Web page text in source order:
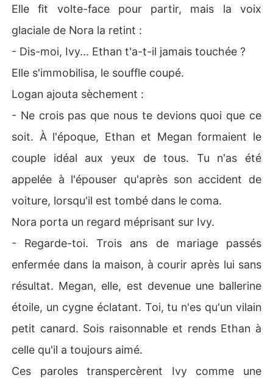
Elle fit volte-face pour partir, mais la voix
glaciale de Nora la retint :
- Dis-moi, Ivy... Ethan t'a-t-il jamais touchée ?
Elle s'immobilisa, le souffle coupé.
Logan ajouta sèchement :
- Ne crois pas que nous te devions quoi que ce
soit. À l'époque, Ethan et Megan formaient le
couple idéal aux yeux de tous. Tu n'as été
appelée à l'épouser qu'après son accident de
voiture, lorsqu'il est tombé dans le coma.
Nora porta un regard méprisant sur Ivy.
- Regarde-toi. Trois ans de mariage passés
enfermée dans la maison, à courir après lui sans
résultat. Megan, elle, est devenue une ballerine
étoile, un cygne éclatant. Toi, tu n'es qu'un vilain
petit canard. Sois raisonnable et rends Ethan à
celle qu'il a toujours aimé.
Ces paroles transpercèrent Ivy comme une